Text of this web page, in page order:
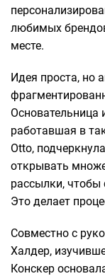
любимых
месте.
Идея проста, но
Основательница
работавшая в
Otto,
открывать
рассылки, чтобы
Это делает
Совместно с
Халдер,
Конскер